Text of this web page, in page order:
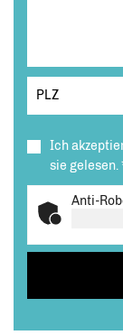
Ich
sie gelesen.
Anti-